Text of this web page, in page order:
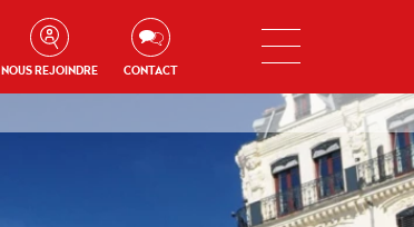
NOUS REJOINDRE CONTACT